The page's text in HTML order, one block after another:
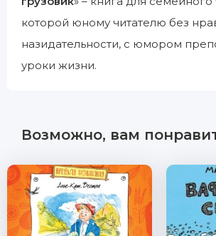
которой юному читателю без
назидательности, с юмором
уроки жизни.
Возможно, вам